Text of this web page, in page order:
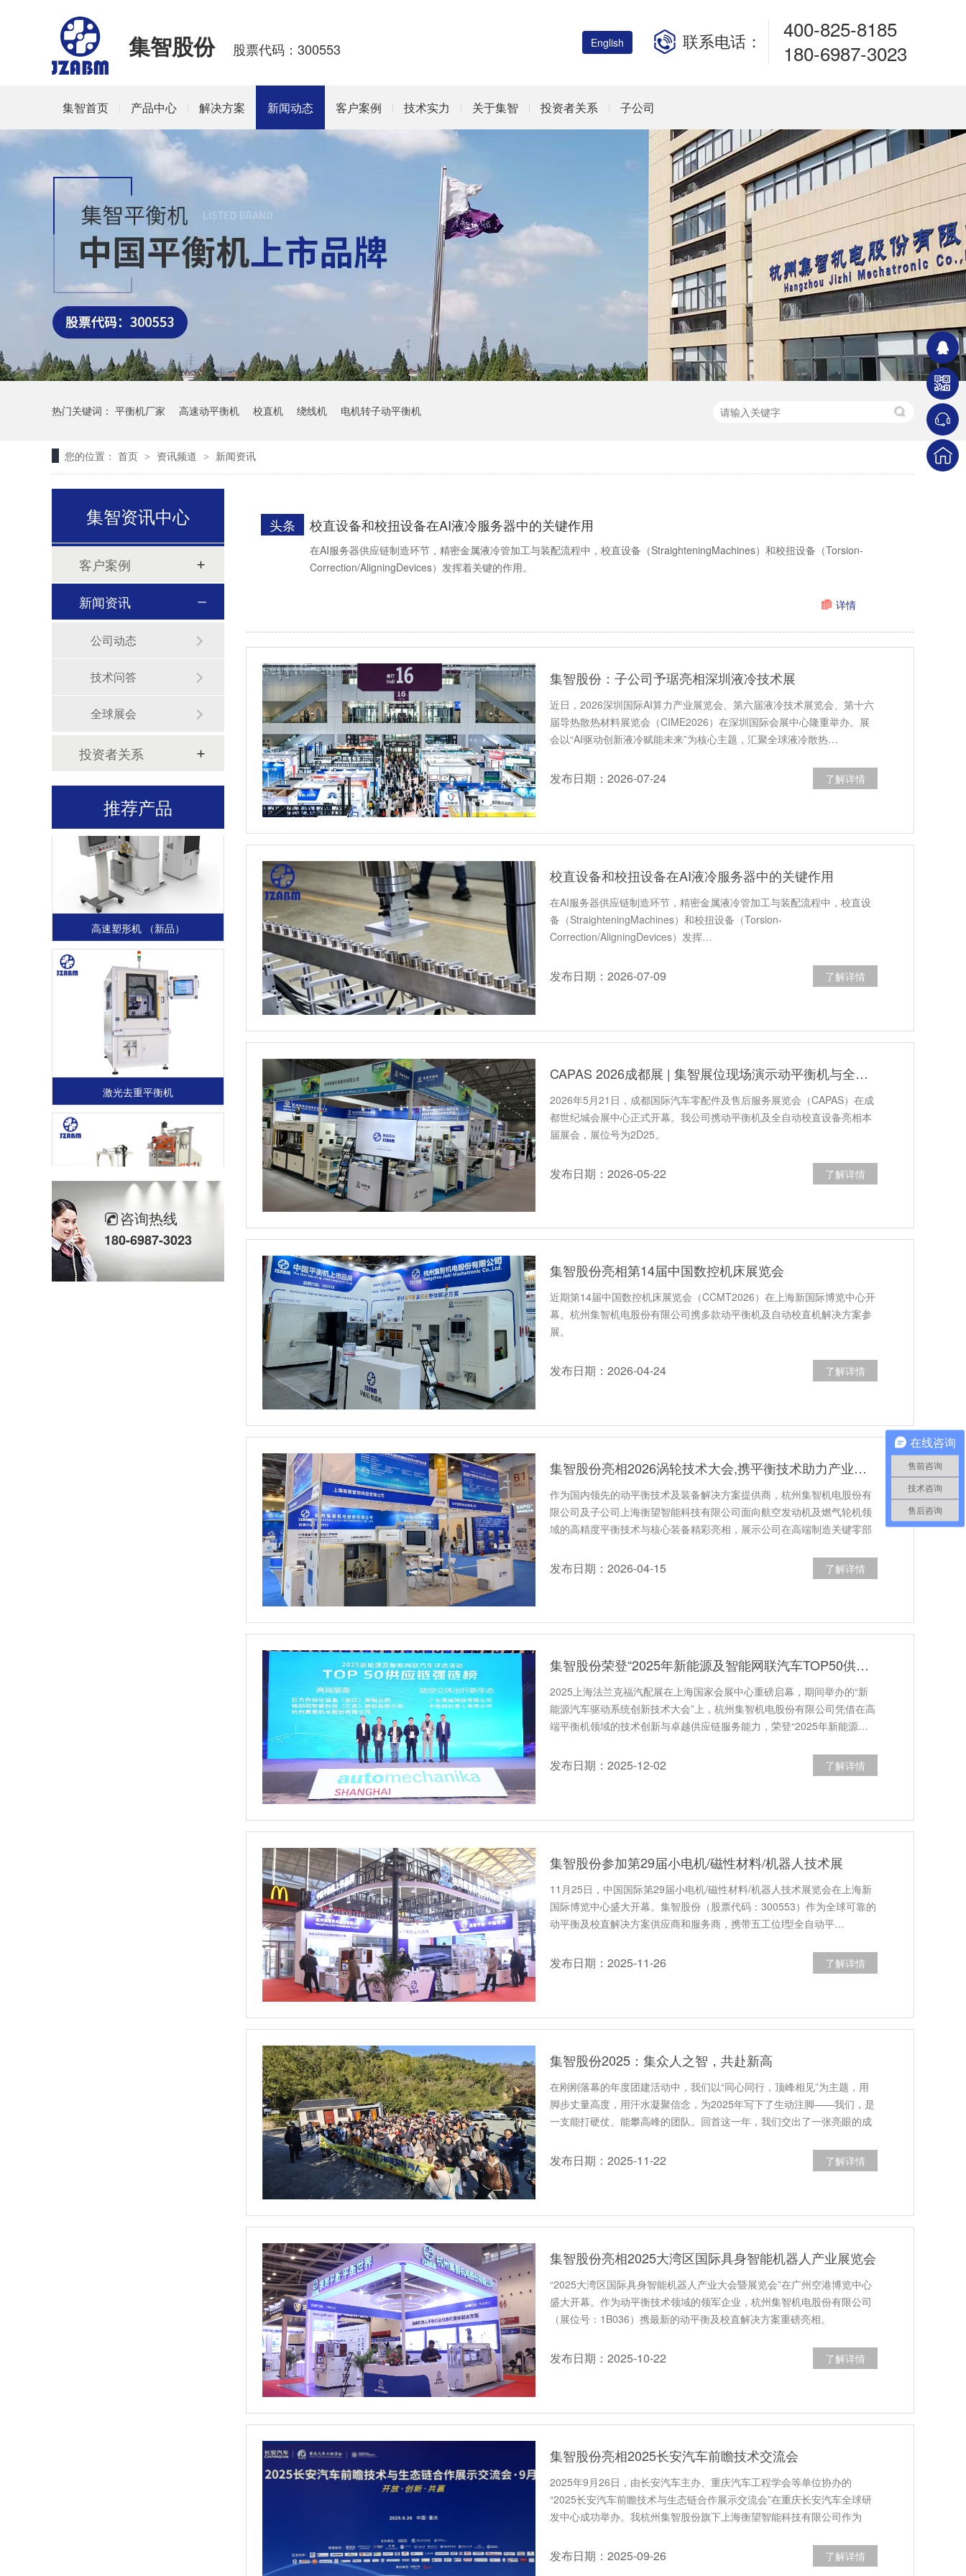
集智股份 股票代码：300553 联系电话：
400-825-8185
180-6987-3023
English
集智首页 产品中心 解决方案 新闻动态 客户案例 技术实力 关于集智 投资者关系 子公司
热门关键词： 平衡机厂家 高速动平衡机 校直机 绕线机 电机转子动平衡机
您的位置： 首页 > 资讯频道 > 新闻资讯
校直设备和校扭设备在AI液冷服务器中的关键作用
头条
在AI服务器供应链制造环节，精密金属液冷管加工与装配流程中，校直设备（StraighteningMachines）和校扭设备（Torsion-
Correction/AligningDevices）发挥着关键的作用。
详情
集智股份：子公司予琚亮相深圳液冷技术展
近日，2026深圳国际AI算力产业展览会、第六届液冷技术展览会、第十六
届导热散热材料展览会（CIME2026）在深圳国际会展中心隆重举办。展
会以“AI驱动创新液冷赋能未来”为核心主题，汇聚全球液冷散热…
发布日期：2026-07-24 了解详情
校直设备和校扭设备在AI液冷服务器中的关键作用
在AI服务器供应链制造环节，精密金属液冷管加工与装配流程中，校直设
备（StraighteningMachines）和校扭设备（Torsion-
Correction/AligningDevices）发挥…
发布日期：2026-07-09 了解详情
CAPAS 2026成都展 | 集智展位现场演示动平衡机与全自动校直机
2026年5月21日，成都国际汽车零配件及售后服务展览会（CAPAS）在成
都世纪城会展中心正式开幕。我公司携动平衡机及全自动校直设备亮相本
届展会，展位号为2D25。
发布日期：2026-05-22 了解详情
集智股份亮相第14届中国数控机床展览会
近期第14届中国数控机床展览会（CCMT2026）在上海新国际博览中心开
幕。杭州集智机电股份有限公司携多款动平衡机及自动校直机解决方案参
展。
发布日期：2026-04-24 了解详情
集智股份亮相2026涡轮技术大会,携平衡技术助力产业发展
作为国内领先的动平衡技术及装备解决方案提供商，杭州集智机电股份有
限公司及子公司上海衡望智能科技有限公司面向航空发动机及燃气轮机领
域的高精度平衡技术与核心装备精彩亮相，展示公司在高端制造关键零部
发布日期：2026-04-15 了解详情
集智股份荣登“2025年新能源及智能网联汽车TOP50供应链”榜单
2025上海法兰克福汽配展在上海国家会展中心重磅启幕，期间举办的“新
能源汽车驱动系统创新技术大会”上，杭州集智机电股份有限公司凭借在高
端平衡机领域的技术创新与卓越供应链服务能力，荣登“2025年新能源…
发布日期：2025-12-02 了解详情
集智股份参加第29届小电机/磁性材料/机器人技术展
11月25日，中国国际第29届小电机/磁性材料/机器人技术展览会在上海新
国际博览中心盛大开幕。集智股份（股票代码：300553）作为全球可靠的
动平衡及校直解决方案供应商和服务商，携带五工位I型全自动平…
发布日期：2025-11-26 了解详情
集智股份2025：集众人之智，共赴新高
在刚刚落幕的年度团建活动中，我们以“同心同行，顶峰相见”为主题，用
脚步丈量高度，用汗水凝聚信念，为2025年写下了生动注脚——我们，是
一支能打硬仗、能攀高峰的团队。回首这一年，我们交出了一张亮眼的成
发布日期：2025-11-22 了解详情
集智股份亮相2025大湾区国际具身智能机器人产业展览会
“2025大湾区国际具身智能机器人产业大会暨展览会”在广州空港博览中心
盛大开幕。作为动平衡技术领域的领军企业，杭州集智机电股份有限公司
（展位号：1B036）携最新的动平衡及校直解决方案重磅亮相。
发布日期：2025-10-22 了解详情
集智股份亮相2025长安汽车前瞻技术交流会
2025年9月26日，由长安汽车主办、重庆汽车工程学会等单位协办的
“2025长安汽车前瞻技术与生态链合作展示交流会”在重庆长安汽车全球研
发中心成功举办。我杭州集智股份旗下上海衡望智能科技有限公司作为
发布日期：2025-09-26 了解详情
集智资讯中心
客户案例
新闻资讯
公司动态
技术问答
全球展会
投资者关系
推荐产品
航空立式动平衡机（HYLS-150）
高速平衡机（可定制）
高速塑形机 （新品）
激光去重平衡机
全自动轮胎动平衡机
咨询热线
180-6987-3023
在线咨询
售前咨询
技术咨询
售后咨询